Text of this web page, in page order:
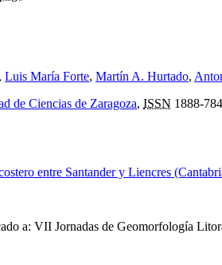
, Luis María Forte, Martín A. Hurtado,
de Ciencias de Zaragoza, ISSN 1888-
entre Santander y Liencres
a: VII Jornadas de Geomorfología